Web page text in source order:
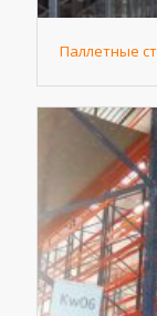
Паллетные